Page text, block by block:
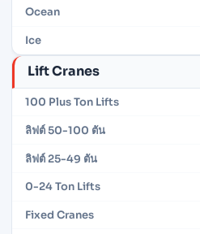
Ocean
Ice
Lift Cranes
100 Plus Ton Lifts
ลิฟต์ 50-100 ตัน
ลิฟต์ 25-49 ตัน
0-24 Ton Lifts
Fixed Cranes